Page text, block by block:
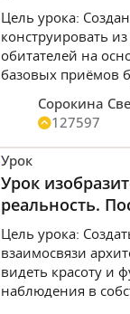
Цель урока:
конструировать
обитателей на
базовых приёмов
Сорокина
127597
Урок
Урок
реальность.
Цель урока:
взаимосвязи
видеть красоту и
наблюдения в